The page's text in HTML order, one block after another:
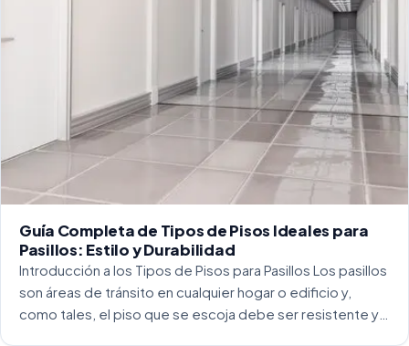
Guía Completa de Tipos de Pisos Ideales para
Pasillos: Estilo y Durabilidad
Introducción a los Tipos de Pisos para Pasillos Los pasillos
son áreas de tránsito en cualquier hogar o edificio y,
como tales, el piso que se escoja debe ser resistente y